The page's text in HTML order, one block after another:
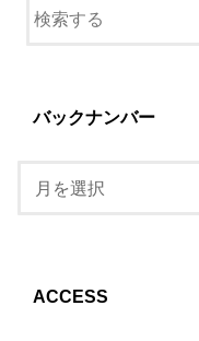
バックナンバー
ACCESS